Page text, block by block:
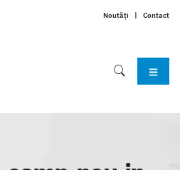
Noutăți | Contact